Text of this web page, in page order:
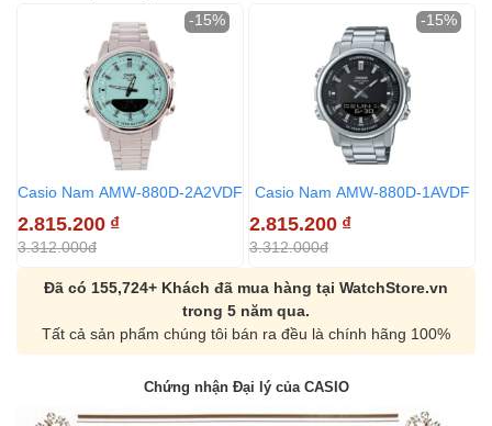
Casio Nam AMW-880D-2A2VDF
2.815.200 ₫
3.312.000đ
-15%
Casio Nam AMW-880D-1AVDF
2.815.200 ₫
3.312.000đ
-15%
Đã có 155,724+ Khách đã mua hàng tại WatchStore.vn
trong 5 năm qua.
Tất cả sản phẩm chúng tôi bán ra đều là chính hãng 100%
Chứng nhận Đại lý của CASIO